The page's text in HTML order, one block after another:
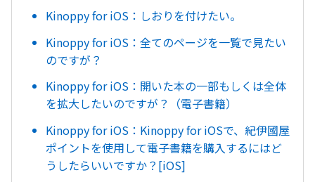
Kinoppy for iOS：しおりを付けたい。
Kinoppy for iOS：全てのページを一覧で見たい
のですが？
Kinoppy for iOS：開いた本の一部もしくは全体
を拡大したいのですが？（電子書籍）
Kinoppy for iOS：Kinoppy for iOSで、紀伊國屋
ポイントを使用して電子書籍を購入するにはど
うしたらいいですか？[iOS]